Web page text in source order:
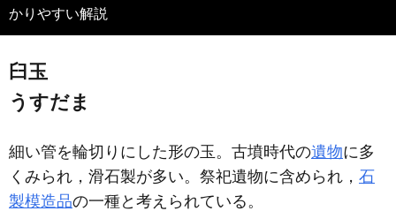
かりやすい解説
臼玉
うすだま
細い管を輪切りにした形の玉。古墳時代の遺物に多
くみられ，滑石製が多い。祭祀遺物に含められ， 石
製模造品の一種と考えられている。